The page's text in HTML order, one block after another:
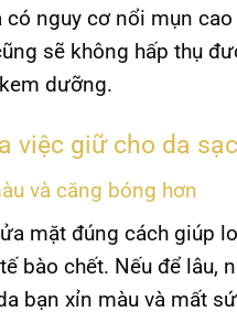
có nguy cơ nổi mụn cao
sẽ không hấp thụ
dưỡng.
việc giữ cho da
và căng bóng hơn
mặt đúng cách giúp
bào chết. Nếu để lâu,
bạn xỉn màu và mất